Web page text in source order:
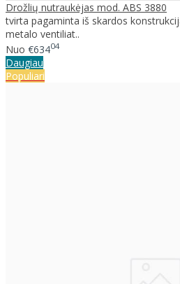
Drožlių nutraukėjas mod. ABS 3880
tvirta pagaminta iš skardos
metalo ventiliat..
Nuo €63404
Daugiau
Populiari